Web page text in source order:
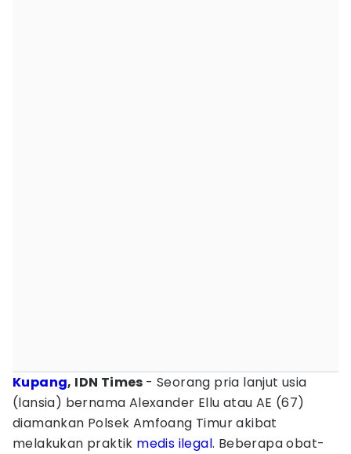
Kupang, IDN Times - Seorang pria lanjut usia
(lansia) bernama Alexander Ellu atau AE (67)
diamankan Polsek Amfoang Timur akibat
melakukan praktik medis ilegal. Beberapa obat-